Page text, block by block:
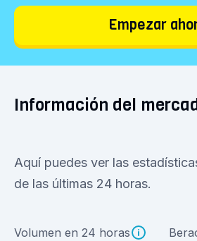
Empezar
Información del
Aquí puedes ver las
de las últimas 24 horas.
Volumen en 24 horas